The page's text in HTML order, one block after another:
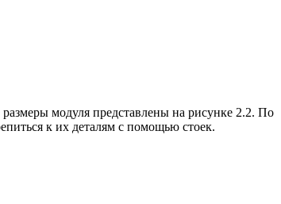
модуля представлены на рисунке 2.2. По
к их деталям с помощью стоек.